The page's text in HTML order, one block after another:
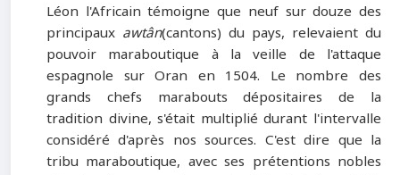
Léon l'Africain témoigne que neuf sur douze des
principaux awtân(cantons) du pays, relevaient du
pouvoir maraboutique à la veille de l'attaque
espagnole sur Oran en 1504. Le nombre des
grands chefs marabouts dépositaires de la
tradition divine, s'était multiplié durant l'intervalle
considéré d'après nos sources. C'est dire que la
tribu maraboutique, avec ses prétentions nobles